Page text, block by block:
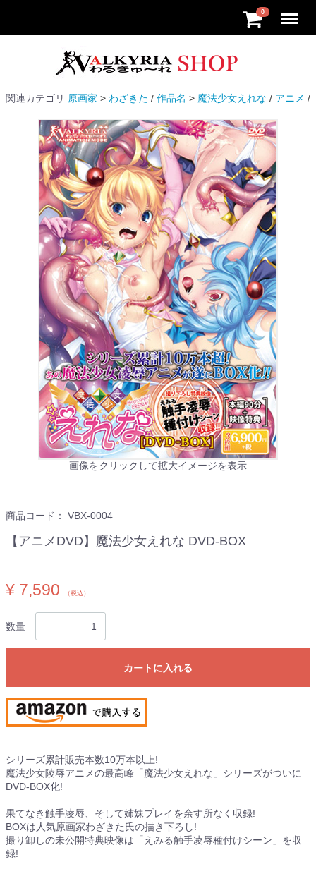
0
関連カテゴリ 原画家 わざきた 作品名 魔法少女えれな アニメ
画像をクリックして拡大イメージを表示
商品コード： VBX-0004
【アニメDVD】魔法少女えれな DVD-BOX
¥ 7,590 （税込）
数量
カートに入れる
シリーズ累計販売本数10万本以上!
魔法少女陵辱アニメの最高峰「魔法少女えれな」シリーズがついに
DVD-BOX化!
果てなき触手凌辱、そして姉妹プレイを余す所なく収録!
BOXは人気原画家わざきた氏の描き下ろし!
撮り卸しの未公開特典映像は「えみる触手凌辱種付けシーン」を収
録!